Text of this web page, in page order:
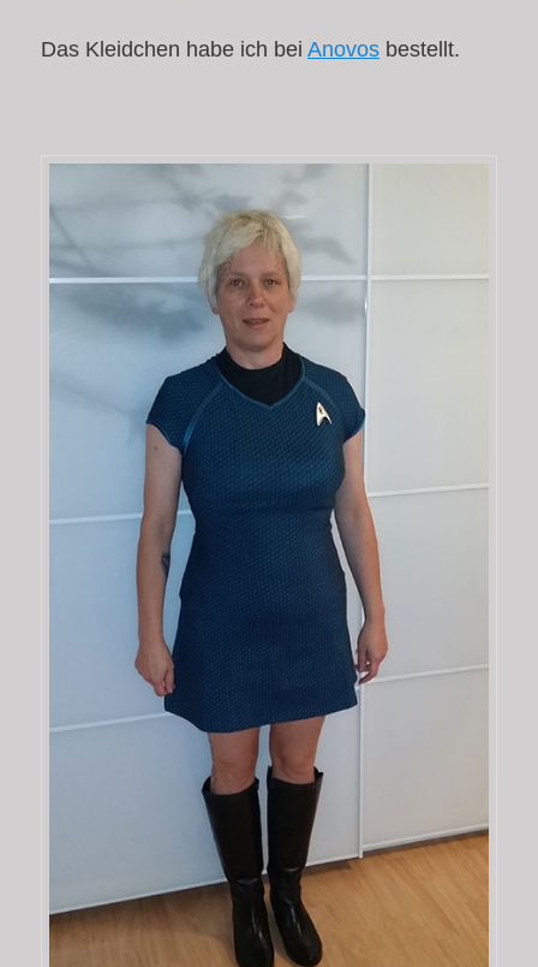
Das Kleidchen habe ich beiAnovos bestellt.